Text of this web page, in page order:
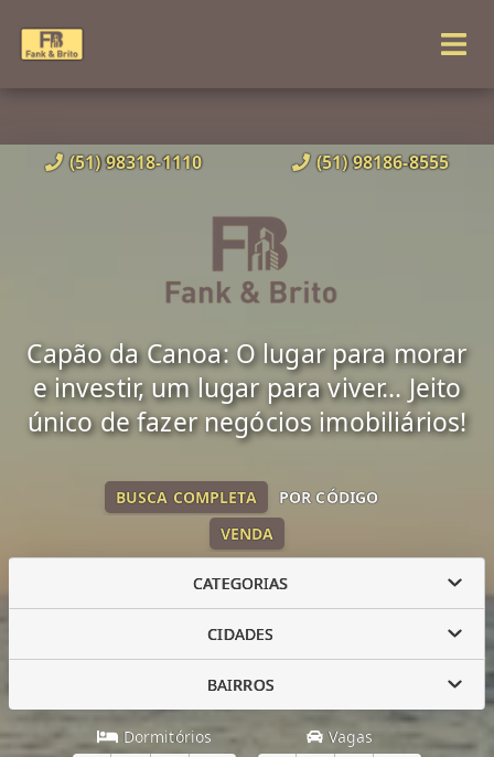
(51) 98318-1110 (51) 98186-8555
Capão da Canoa: O lugar para morar
e investir, um lugar para viver... Jeito
único de fazer negócios imobiliários!
VENDA
BUSCA COMPLETA POR CÓDIGO
CATEGORIAS
CIDADES
BAIRROS
Dormitórios Vagas